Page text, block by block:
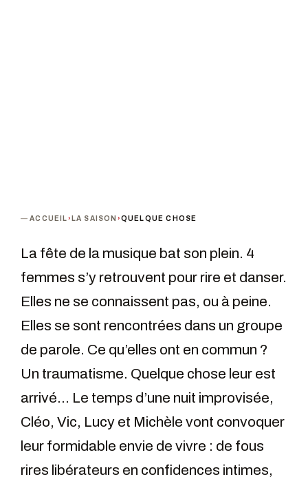
ACCUEIL› LA SAISON ›QUELQUE CHOSE
La fête de la musique bat son plein. 4
femmes s’y retrouvent pour rire et danser.
Elles ne se connaissent pas, ou à peine.
Elles se sont rencontrées dans un groupe
de parole. Ce qu’elles ont en commun ?
Un traumatisme. Quelque chose leur est
arrivé… Le temps d’une nuit improvisée,
Cléo, Vic, Lucy et Michèle vont convoquer
leur formidable envie de vivre : de fous
rires libérateurs en confidences intimes,